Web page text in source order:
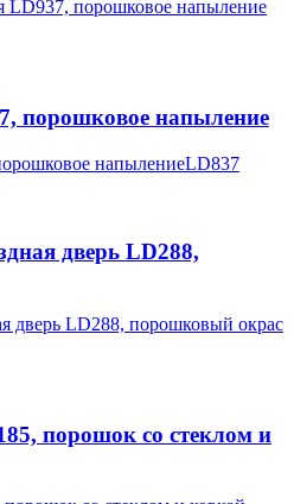
порошковое напыление
LD837
дверь LD288,
порошок со стеклом и